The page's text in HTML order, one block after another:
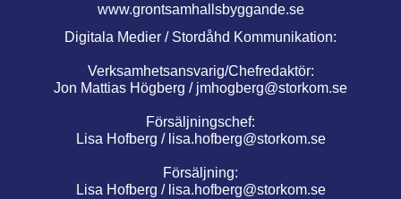
www.grontsamhallsbyggande.se
Digitala Medier / Stordåhd Kommunikation:
Verksamhetsansvarig/Chefredaktör:
Jon Mattias Högberg / jmhogberg@storkom.se
Försäljningschef:
Lisa Hofberg / lisa.hofberg@storkom.se
Försäljning:
Lisa Hofberg / lisa.hofberg@storkom.se